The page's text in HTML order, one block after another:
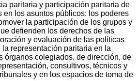
paritaria y participación paritaria de
en los asuntos públicos: los poderes
la participación de los grupos y
defienden los derechos de las
y evaluación de las políticas
representación paritaria en la
órganos colegiados, de dirección, de
consultivos, técnicos y
y en los espacios de toma de